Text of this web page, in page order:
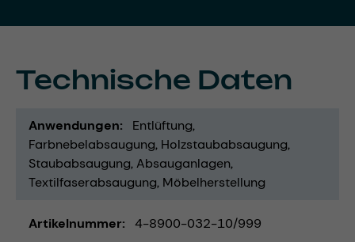
Technische Daten
Anwendungen
Entlüftung
Farbnebelabsaugung Holzstaubabsaugung
Staubabsaugung Absauganlagen
Textilfaserabsaugung Möbelherstellung
Artikelnummer 4-8900-032-10/999